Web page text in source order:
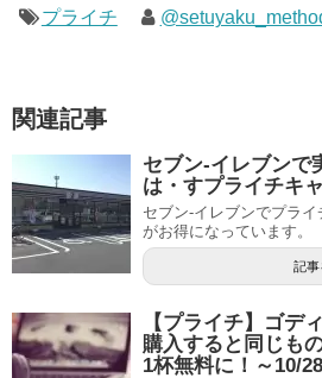
プライチ
関連記事
セブン-イレブンで
は・すプライチキ
セブン-イレブンでプラ
がお得になっています。
記事
【プライチ】ゴデ
購入すると同じも
1杯無料に！～10/28